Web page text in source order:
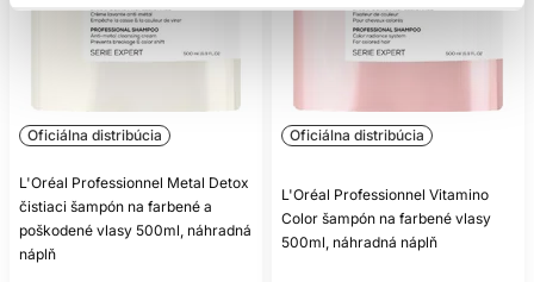
Oficiálna distribúcia
L'Oréal Professionnel Metal Detox
čistiaci šampón na farbené a
poškodené vlasy 500ml, náhradná
náplň
Oficiálna distribúcia
L'Oréal Professionnel Vitamino
Color šampón na farbené vlasy
500ml, náhradná náplň